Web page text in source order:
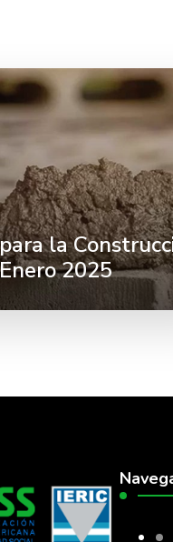
la
Enero 2025